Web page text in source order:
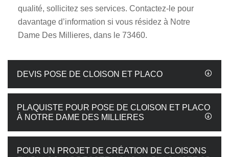
qualité, sollicitez ses services. Contactez-le pour
davantage d’information si vous résidez à Notre
Dame Des Millieres, dans le 73460.
DEVIS POSE DE CLOISON ET PLACO
PLAQUISTE POUR POSE DE CLOISON ET PLACO
À NOTRE DAME DES MILLIERES
POUR UN PROJET DE CRÉATION DE CLOISONS